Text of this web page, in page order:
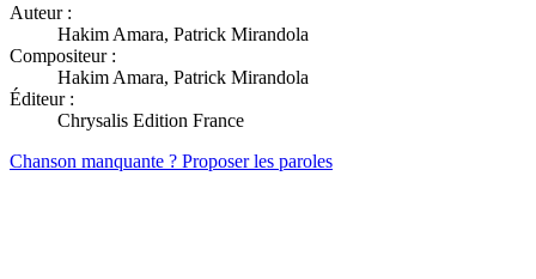
Auteur :
Hakim Amara, Patrick Mirandola
Compositeur :
Hakim Amara, Patrick Mirandola
Éditeur :
Chrysalis Edition France
Chanson manquante ? Proposer les paroles